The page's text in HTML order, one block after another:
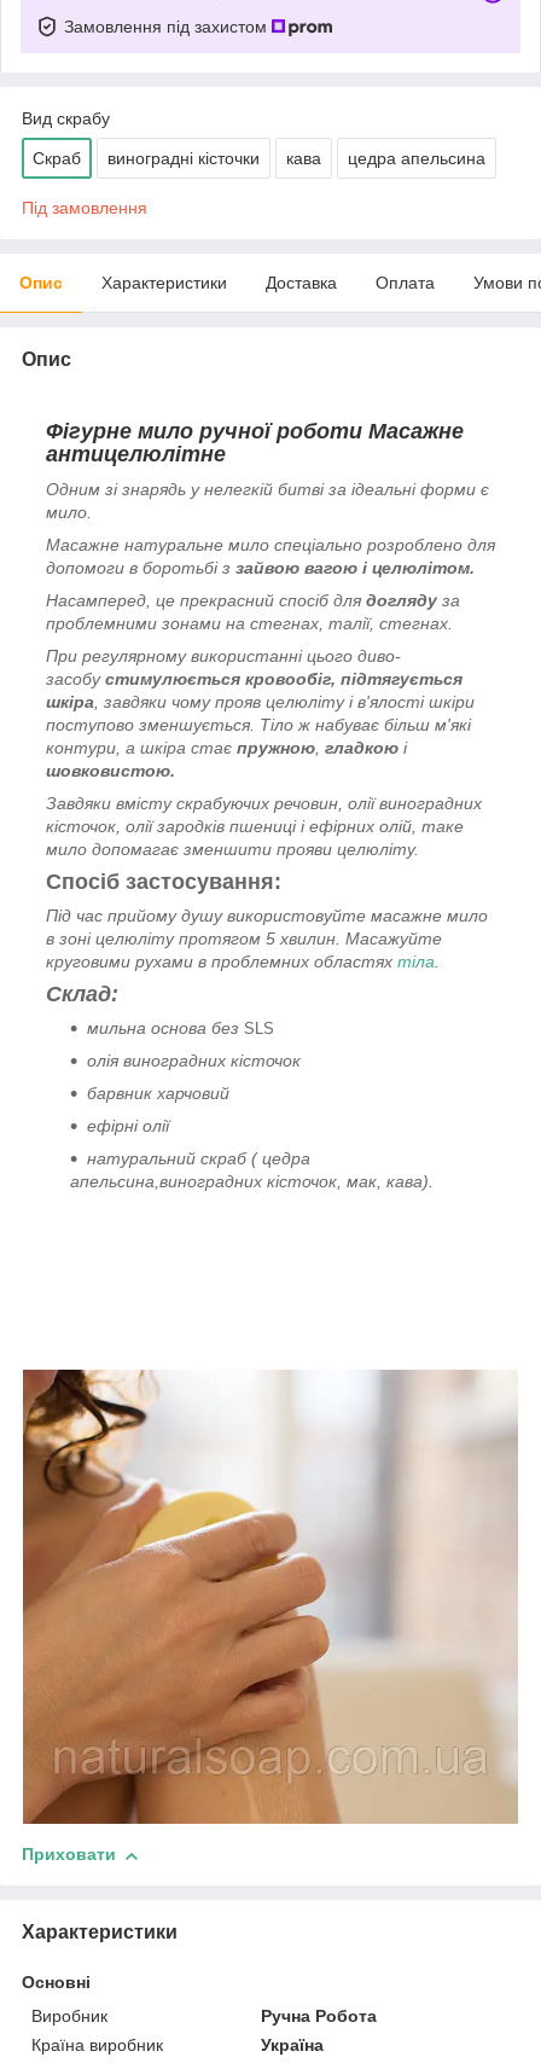
Замовлення під захистом
Вид скрабу
Скраб виноградні кісточки кава цедра апельсина
Під замовлення
Опис Характеристики Доставка Оплата Умови
Опис
Фігурне мило ручної роботи Масажне
антицелюлітне
Одним зі знарядь у нелегкій битві за ідеальні форми є
мило.
Масажне натуральне мило спеціально розроблено для
допомоги в боротьбі з зайвою вагою і целюлітом.
Насамперед, це прекрасний спосіб для догляду за
проблемними зонами на стегнах, талії, стегнах.
При регулярному використанні цього диво-
засобустимулюється кровообіг, підтягується
шкіра , завдяки чому прояв целюліту і в'ялості шкіри
поступово зменшується. Тіло ж набуває більш м'які
контури, а шкіра стає пружною гладкою і
шовковистою.
Завдяки вмісту скрабуючих речовин, олії виноградних
кісточок, олії зародків пшениці і ефірних олій, таке
мило допомагає зменшити прояви целюліту.
Спосіб застосування:
Під час прийому душу використовуйте масажне мило
в зоні целюліту протягом 5 хвилин. Масажуйте
круговими рухами в проблемних областях тіла
Склад:
мильна основа без SLS
олія виноградних кісточок
барвник харчовий
ефірні олії
натуральний скраб ( цедра
апельсина, виноградних кісточок, мак, кава).
Приховати
Характеристики
Основні
Виробник
Ручна Робота
Країна виробник
Україна